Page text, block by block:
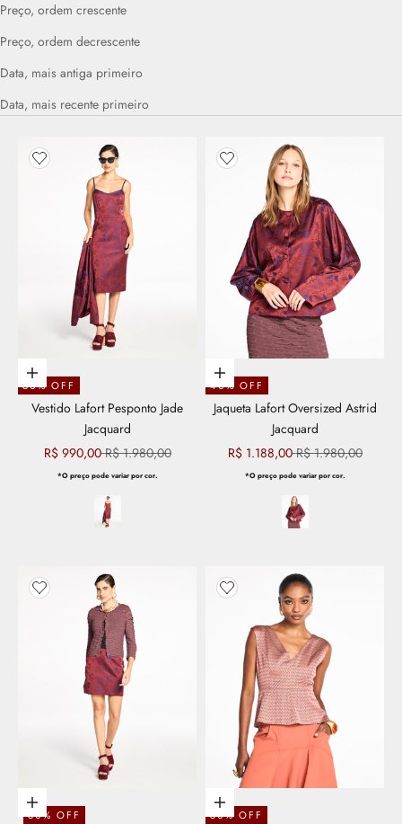
Preço, ordem crescente
Preço, ordem decrescente
Data, mais antiga primeiro
Data, mais recente primeiro
Adicionar aos favoritos
Escolher opções
50% OFF
Vestido Lafort Pesponto Jade
Jacquard
Preço promocional
R$ 990,00Preço normal
R$ 1.980,00
*O preço pode variar por cor.
Adicionar aos favoritos
Escolher opções
40% OFF
Jaqueta Lafort Oversized Astrid
Jacquard
Preço promocional
R$ 1.188,00Preço normal
R$ 1.980,00
*O preço pode variar por cor.
Adicionar aos favoritos
Escolher opções
50% OFF
Adicionar aos favoritos
Escolher opções
50% OFF